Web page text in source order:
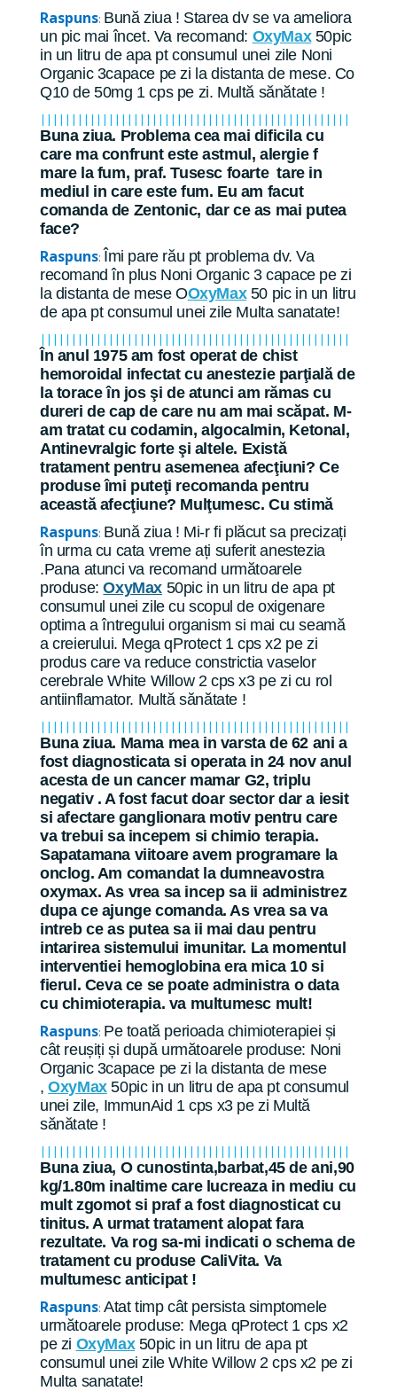
Raspuns: Bună ziua ! Starea dv se va ameliora
un pic mai încet. Va recomand: OxyMax50pic
in un litru de apa pt consumul unei zile Noni
Organic 3capace pe zi la distanta de mese. Co
Q10 de 50mg 1 cps pe zi. Multă sănătate !
||||||||||||||||||||||||||||||||||||||||||||||||||
Buna ziua. Problema cea mai dificila cu
care ma confrunt este astmul, alergie f
mare la fum, praf. Tusesc foarte tare in
mediul in care este fum. Eu am facut
comanda de Zentonic, dar ce as mai putea
face?
Raspuns: Îmi pare rău pt problema dv. Va
recomand în plus Noni Organic 3 capace pe zi
la distanta de mese OOxyMax50 pic in un litru
de apa pt consumul unei zile Multa sanatate!
||||||||||||||||||||||||||||||||||||||||||||||||||
În anul 1975 am fost operat de chist
hemoroidal infectat cu anestezie parţială de
la torace în jos şi de atunci am rămas cu
dureri de cap de care nu am mai scăpat. M-
am tratat cu codamin, algocalmin, Ketonal,
Antinevralgic forte şi altele. Există
tratament pentru asemenea afecţiuni? Ce
produse îmi puteţi recomanda pentru
această afecţiune? Mulţumesc. Cu stimă
Raspuns: Bună ziua ! Mi-r fi plăcut sa precizați
în urma cu cata vreme ați suferit anestezia
.Pana atunci va recomand următoarele
produse:OxyMax 50pic in un litru de apa pt
consumul unei zile cu scopul de oxigenare
optima a întregului organism si mai cu seamă
a creierului. Mega qProtect 1 cps x2 pe zi
produs care va reduce constrictia vaselor
cerebrale White Willow 2 cps x3 pe zi cu rol
antiinflamator. Multă sănătate !
||||||||||||||||||||||||||||||||||||||||||||||||||
Buna ziua. Mama mea in varsta de 62 ani a
fost diagnosticata si operata in 24 nov anul
acesta de un cancer mamar G2, triplu
negativ . A fost facut doar sector dar a iesit
si afectare ganglionara motiv pentru care
va trebui sa incepem si chimio terapia.
Sapatamana viitoare avem programare la
onclog. Am comandat la dumneavostra
oxymax. As vrea sa incep sa ii administrez
dupa ce ajunge comanda. As vrea sa va
intreb ce as putea sa ii mai dau pentru
intarirea sistemului imunitar. La momentul
interventiei hemoglobina era mica 10 si
fierul. Ceva ce se poate administra o data
cu chimioterapia. va multumesc mult!
Raspuns: Pe toată perioada chimioterapiei și
cât reușiți și după următoarele produse: Noni
Organic 3capace pe zi la distanta de mese
,OxyMax50pic in un litru de apa pt consumul
unei zile, ImmunAid 1 cps x3 pe zi Multă
sănătate !
||||||||||||||||||||||||||||||||||||||||||||||||||
Buna ziua, O cunostinta,barbat,45 de ani,90
kg/1.80m inaltime care lucreaza in mediu cu
mult zgomot si praf a fost diagnosticat cu
tinitus. A urmat tratament alopat fara
rezultate. Va rog sa-mi indicati o schema de
tratament cu produse CaliVita. Va
multumesc anticipat !
Raspuns: Atat timp cât persista simptomele
următoarele produse: Mega qProtect 1 cps x2
pe zi OxyMax50pic in un litru de apa pt
consumul unei zile White Willow 2 cps x2 pe zi
Multa sanatate!